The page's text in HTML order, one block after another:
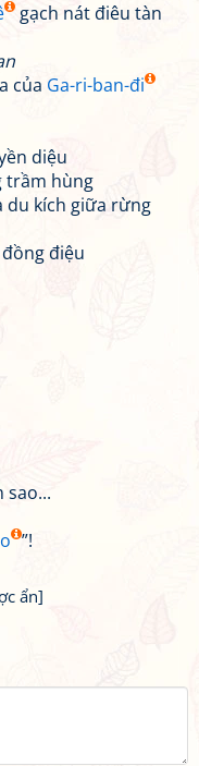
gạch nát điêu tàn
của Ga-ri-ban-đi
diệu
trầm hùng
du kích giữa rừng
điệu
sao...
”!
ẩn]